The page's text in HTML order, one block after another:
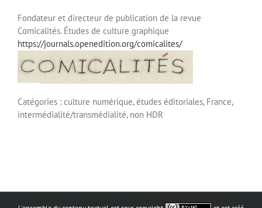
Fondateur et directeur de publication de la revue
Comicalités. Études de culture graphique
https://journals.openedition.org/comicalites/
Catégories : culture numérique,études éditoriales, France,
intermédialité/transmédialité, non HDR